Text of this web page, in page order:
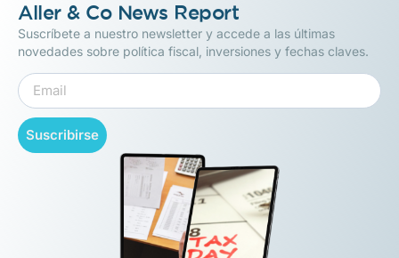
Aller & Co News Report
Suscríbete a nuestro newsletter y accede a las últimas
novedades sobre política fiscal, inversiones y fechas claves.
Suscribirse